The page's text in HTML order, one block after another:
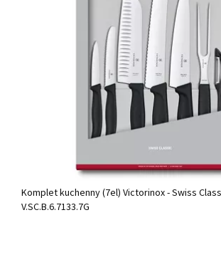
Komplet kuchenny (7el) Victorinox - Swiss
V.SC.B.6.7133.7G